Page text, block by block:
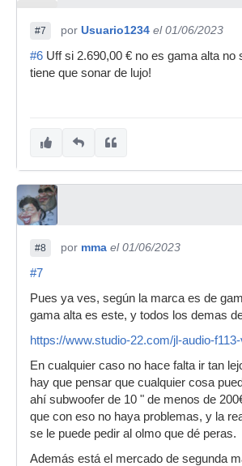
#7 por Usuario1234 el 01/06/2023
#6 Uff si 2.690,00 € no es gama alta no
tiene que sonar de lujo!
#8 por mma el 01/06/2023
#7
Pues ya ves, según la marca es de
gama alta es este, y todos los demas
https://www.studio-22.com/jl-audio-
En cualquier caso no hace falta ir tan
hay que pensar que cualquier cosa
ahí subwoofer de 10 " de menos de
que con eso no haya problemas, y la
se le puede pedir al olmo que dé peras.
Además está el mercado de segunda